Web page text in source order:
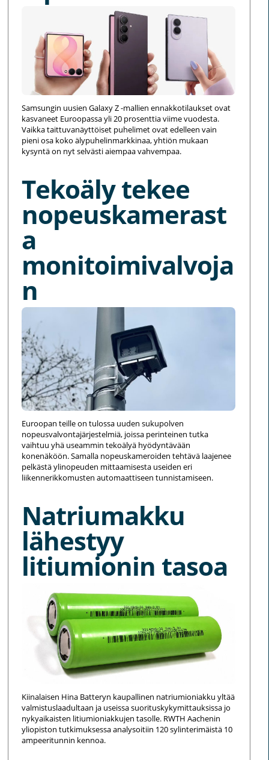
Samsungin uusien Galaxy Z -mallien ennakkotilaukset ovat
kasvaneet Euroopassa yli 20 prosenttia viime vuodesta.
Vaikka taittuvanäyttöiset puhelimet ovat edelleen vain
pieni osa koko älypuhelinmarkkinaa, yhtiön mukaan
kysyntä on nyt selvästi aiempaa vahvempaa.
Tekoäly tekee
nopeuskamerast
a
monitoimivalvoja
n
Euroopan teille on tulossa uuden sukupolven
nopeusvalvontajärjestelmiä, joissa perinteinen tutka
vaihtuu yhä useammin tekoälyä hyödyntävään
konenäköön. Samalla nopeuskameroiden tehtävä laajenee
pelkästä ylinopeuden mittaamisesta useiden eri
liikennerikkomusten automaattiseen tunnistamiseen.
Natriumakku
lähestyy
litiumionin tasoa
Kiinalaisen Hina Batteryn kaupallinen natriumioniakku yltää
valmistuslaadultaan ja useissa suorituskykymittauksissa jo
nykyaikaisten litiumioniakkujen tasolle. RWTH Aachenin
yliopiston tutkimuksessa analysoitiin 120 sylinterimäistä 10
ampeeritunnin kennoa.